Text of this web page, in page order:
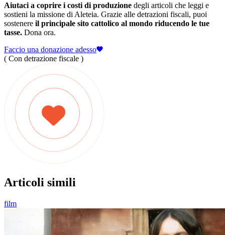
Aiutaci a coprire i costi di produzione degli articoli che leggi e
sostieni la missione di Aleteia. Grazie alle detrazioni fiscali, puoi
sostenere il principale sito cattolico al mondo riducendo le tue
tasse. Dona ora.
Faccio una donazione adesso
( Con detrazione fiscale )
Articoli simili
film